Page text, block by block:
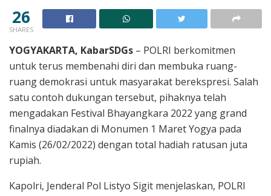
26
SHARES
YOGYAKARTA, KabarSDGs – POLRI berkomitmen
untuk terus membenahi diri dan membuka ruang-
ruang demokrasi untuk masyarakat berekspresi. Salah
satu contoh dukungan tersebut, pihaknya telah
mengadakan Festival Bhayangkara 2022 yang grand
finalnya diadakan di Monumen 1 Maret Yogya pada
Kamis (26/02/2022) dengan total hadiah ratusan juta
rupiah.
Kapolri, Jenderal Pol Listyo Sigit menjelaskan, POLRI